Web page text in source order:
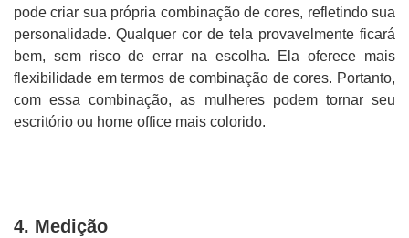
pode criar sua própria combinação de cores, refletindo sua
personalidade. Qualquer cor de tela provavelmente ficará
bem, sem risco de errar na escolha. Ela oferece mais
flexibilidade em termos de combinação de cores. Portanto,
com essa combinação, as mulheres podem tornar seu
escritório ou home office mais colorido.
4. Medição